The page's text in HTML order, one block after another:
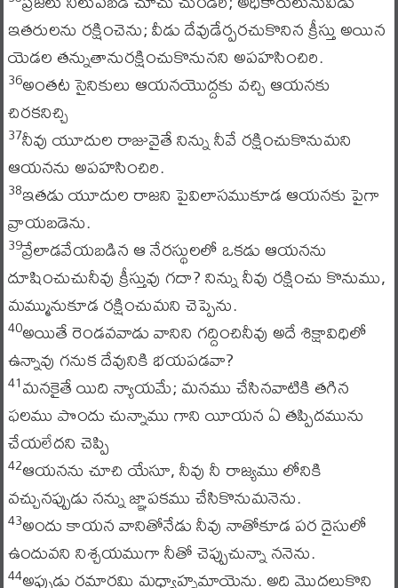
ఇతరులను రక్షించెను; వీడు దేవుడేర్పరచుకొనిన క్రీస్తు అయిన
యెడల తన్నుతానురక్షించుకొనునని అపహసించిరి.
36అంతట సైనికులు ఆయనయొద్దకు వచ్చి ఆయనకు
చిరకనిచ్చి
37నీవు యూదుల రాజువైతే నిన్ను నీవే రక్షించుకొనుమని
ఆయనను అపహసించిరి.
38ఇతడు యూదుల రాజని పైవిలాసముకూడ ఆయనకు పైగా
వ్రాయబడెను.
39వ్రేలాడవేయబడిన ఆ నేరస్థులలో ఒకడు ఆయనను
దూషించుచునీవు క్రీస్తువు గదా? నిన్ను నీవు రక్షించు కొనుము,
మమ్మునుకూడ రక్షించుమని చెప్పెను.
40అయితే రెండవవాడు వానిని గద్దించినీవు అదే శిక్షావిధిలో
ఉన్నావు గనుక దేవునికి భయపడవా?
41మనకైతే యిది న్యాయమే; మనము చేసినవాటికి తగిన
ఫలము పొందు చున్నాము గాని యీయన ఏ తప్పిదమును
చేయలేదని చెప్పి
42ఆయనను చూచి యేసూ, నీవు నీ రాజ్యము లోనికి
వచ్చునప్పుడు నన్ను జ్ఞాపకము చేసికొనుమనెను.
43అందు కాయన వానితోనేడు నీవు నాతోకూడ పర దైసులో
ఉందువని నిశ్చయముగా నీతో చెప్పుచున్నా ననెను.
44అప్పుడు రమారమి మధ్యాహ్నమాయెను. అది మొదలుకొని